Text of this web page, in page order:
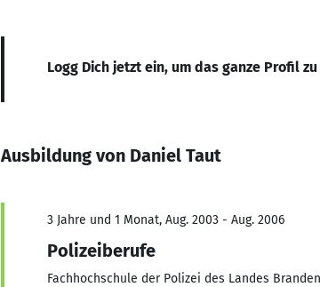
Logg Dich jetzt ein, um das ganze Profil
Ausbildung von Daniel Taut
3 Jahre und 1 Monat, Aug. 2003 - Aug. 2006
Polizeiberufe
Fachhochschule der Polizei des Landes